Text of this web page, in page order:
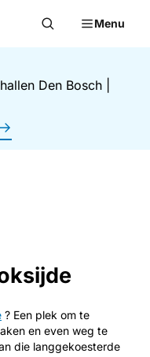
Menu
Den Bosch
? Een plek om te
en even weg te
die langgekoesterde